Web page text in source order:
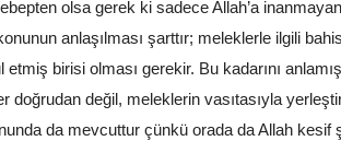
olsa gerek ki sadece Allah’a
anlaşılması şarttır; meleklerle ilgili
birisi olması gerekir. Bu kadarını
değil, meleklerin vasıtasıyla
da mevcuttur çünkü orada da Allah